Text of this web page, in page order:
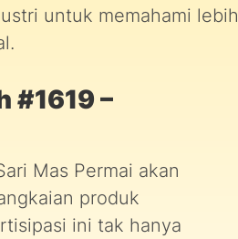
untuk memahami lebih
#1619 –
Mas Permai akan
produk
ini tak hanya